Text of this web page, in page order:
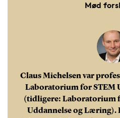
Mød
Claus Michelsen var
Laboratorium for STEM
(tidligere: Laboratorium
Uddannelse og Læring).